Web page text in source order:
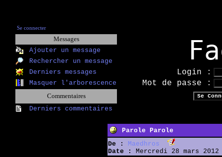
Se connecter
Messages
Ajouter un message
Rechercher un message
Derniers messages
Login :
Masquer l'arborescence Mot de passe :
Commentaires
Derniers commentaires
Parole Parole
De :
Maedhros
Date :
Mercredi 28 mars